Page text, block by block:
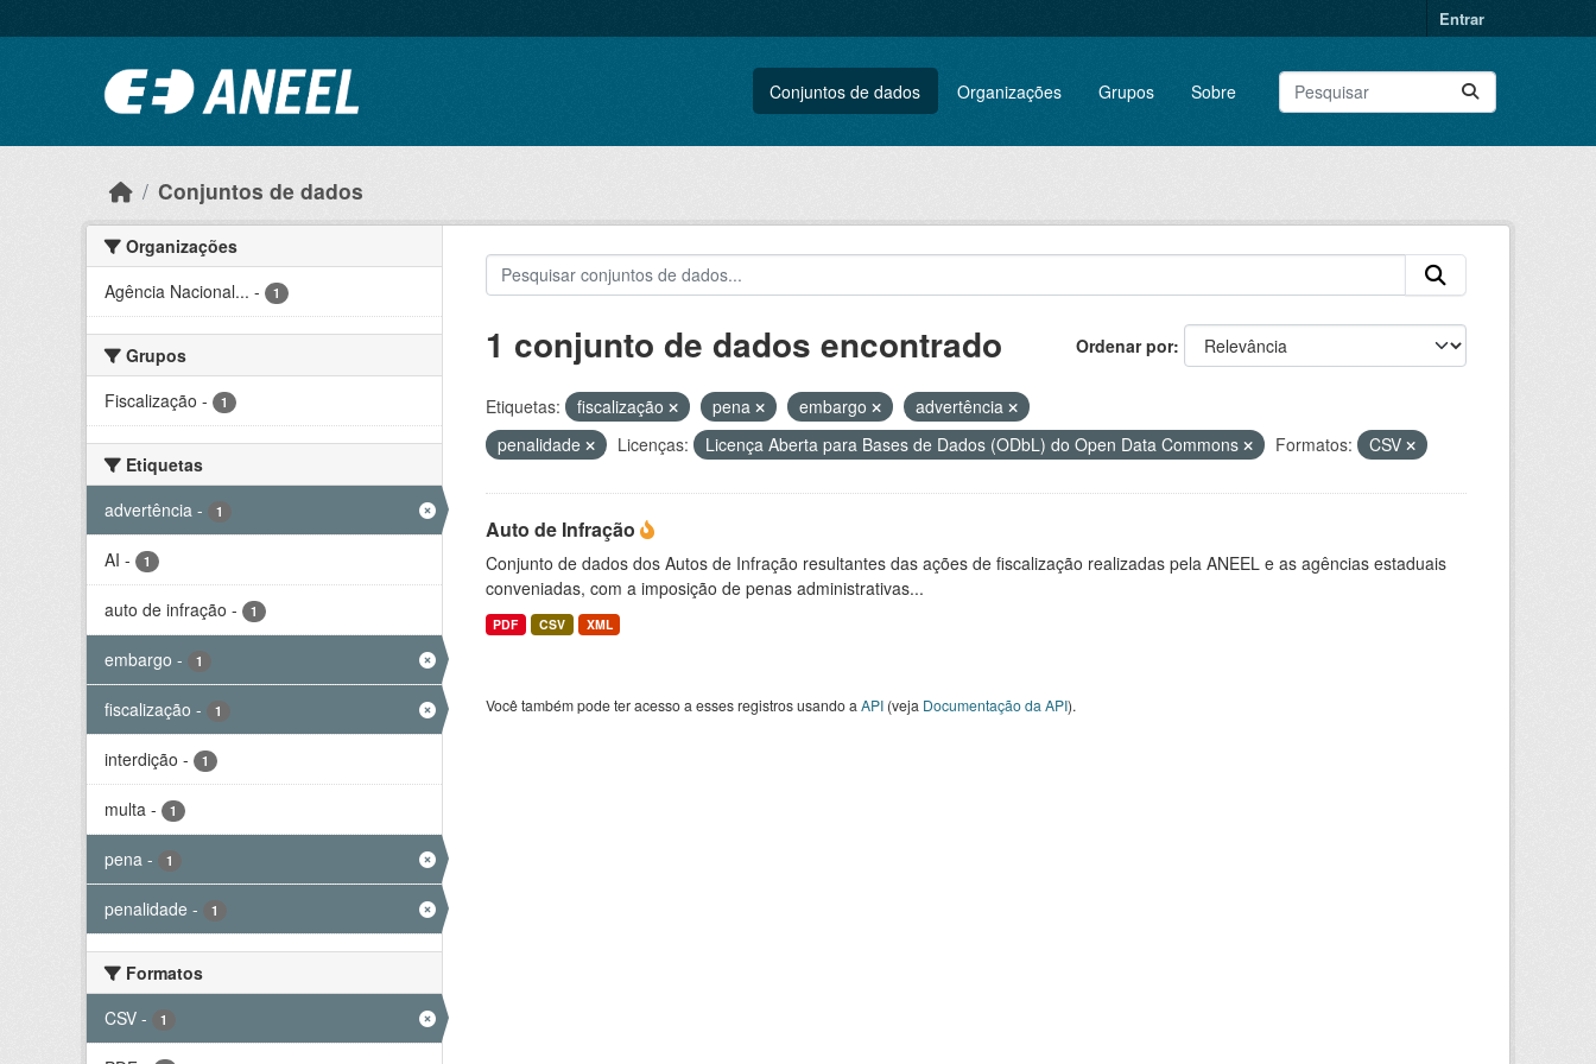
Entrar
Conjuntos de dados Organizações Grupos Sobre
Conjuntos de dados
Organizações
Agência Nacional... - 1
Grupos
Fiscalização - 1
Etiquetas
advertência - 1
AI - 1
auto de infração - 1
embargo - 1
fiscalização - 1
interdição - 1
multa - 1
pena - 1
penalidade - 1
Formatos
CSV - 1
Ordenar por
1 conjunto de dados encontrado
Etiquetas: fiscalização pena embargo
advertência
penalidade
Licenças: Licença Aberta para Bases de Dados (ODbL) do Open Data Commons Formatos: CSV
Auto de Infração
Conjunto de dados dos Autos de Infração resultantes das ações de fiscalização realizadas pela ANEEL e as agências estaduais
conveniadas, com a imposição de penas administrativas...
PDF CSV XML
Você também pode ter acesso a esses registros usando a API(veja Documentação da API).